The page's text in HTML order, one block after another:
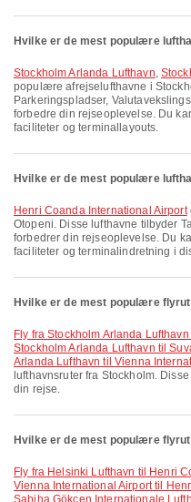
Hvilke er de mest populære
Stockholm Arlanda Lufthavn,
populære afrejselufthavne i
Parkeringspladser,
forbedre din rejseoplevelse. Du
faciliteter og terminallayouts.
Hvilke er de mest populære
Henri Coanda International Airport
Otopeni. Disse lufthavne tilbyder
forbedrer din rejseoplevelse. Du
faciliteter og terminalindretning i
Hvilke er de mest populære
fly fra Stockholm Arlanda
Stockholm Arlanda Lufthavn til
Arlanda Lufthavn til Vienna
lufthavnsruter fra Stockholm.
din rejse.
Hvilke er de mest populære
fly fra Helsinki Lufthavn til Henri
Vienna International Airport til
Sabiha Gökçen Internationale